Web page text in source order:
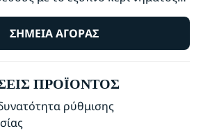
vintage λευκό με δυνατότητα
Χρησιμοποιήστε την
φωνή σας για να μειώσετε και
τις προκαθορισμένες
ΣΗΜΕΊΑ ΑΓΟΡΆΣ
ΠΡΟΪΌΝΤΟΣ
ρύθμισης